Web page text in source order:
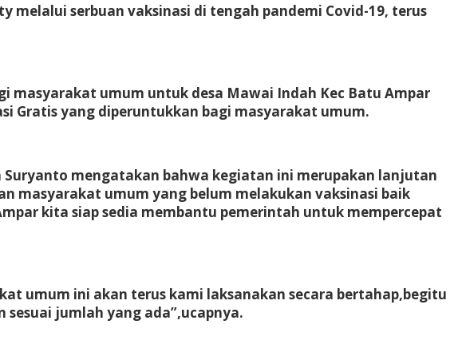
melalui serbuan vaksinasi di tengah pandemi Covid-19, terus
masyarakat umum untuk desa Mawai Indah Kec Batu Ampar
Gratis yang diperuntukkan bagi masyarakat umum.
Suryanto mengatakan bahwa kegiatan ini merupakan lanjutan
masyarakat umum yang belum melakukan vaksinasi baik
kita siap sedia membantu pemerintah untuk mempercepat
umum ini akan terus kami laksanakan secara bertahap,begitu
jumlah yang ada”,ucapnya.